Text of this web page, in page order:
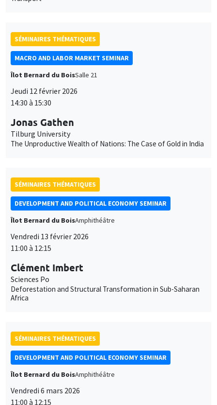
Îlot Bernard du BoisAmphithéâtre
Vendredi 13 février 2026
11:00 à 12:15
Sciences Po
Deforestation and Structural Transformation in Sub-Saharan
Îlot Bernard du BoisAmphithéâtre
Vendredi 6 mars 2026
11:00 à 12:15
Matteo Bobba
Toulouse School of Economics
and Scale-up Effects
MEGASalle Carine Nourry
Jeudi 12 mars 2026
14:30 à 15:30
Federica Romei
University of Oxford